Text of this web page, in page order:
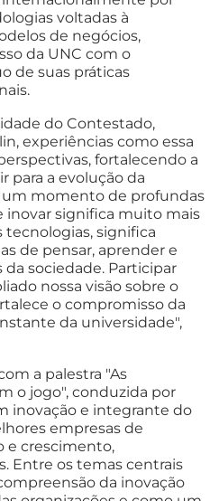
voltadas à
de negócios,
da UNC com o
de suas práticas
do Contestado,
experiências como essa
fortalecendo a
para a evolução da
um momento de profundas
inovar significa muito mais
tecnologias, significa
de pensar, aprender e
sociedade. Participar
nossa visão sobre o
o compromisso da
da universidade",
a palestra "As
o jogo", conduzida por
inovação e integrante do
empresas de
e crescimento,
Entre os temas centrais
da inovação